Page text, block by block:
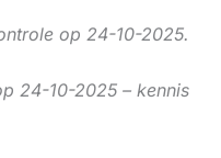
op 24-10-2025.
24-10-2025 – kennis